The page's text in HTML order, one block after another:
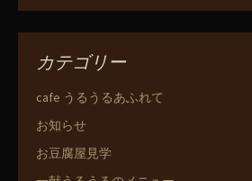
カテゴリー
cafe うるうるあふれて
お知らせ
お豆腐屋見学